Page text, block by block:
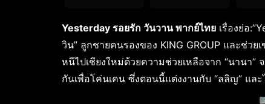
Yesterday รอยรัก วันวาน พากย์ไทย เรื่องย่อ
วิน” ลูกชายคนรองของ KING GROUP และช่ว
หนีไปเชียงใหม่ด้วยความช่วยเหลือจาก “นานา
กันเพื่อโค่นเคน ซึ่งตอนนี้แต่งงานกับ “ลลิญ” แล